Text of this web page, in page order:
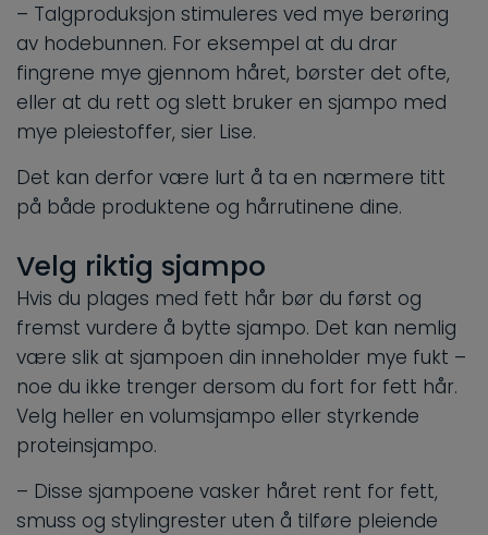
– Talgproduksjon stimuleres ved mye berøring
av hodebunnen. For eksempel at du drar
fingrene mye gjennom håret, børster det ofte,
eller at du rett og slett bruker en sjampo med
mye pleiestoffer, sier Lise.
Det kan derfor være lurt å ta en nærmere titt
på både produktene og hårrutinene dine.
Velg riktig sjampo
Hvis du plages med fett hår bør du først og
fremst vurdere å bytte sjampo. Det kan nemlig
være slik at sjampoen din inneholder mye fukt –
noe du ikke trenger dersom du fort for fett hår.
Velg heller en volumsjampo eller styrkende
proteinsjampo.
– Disse sjampoene vasker håret rent for fett,
smuss og stylingrester uten å tilføre pleiende